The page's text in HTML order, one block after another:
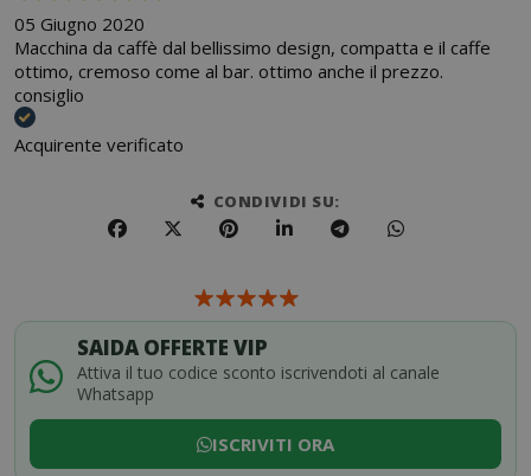
05 Giugno 2020
Macchina da caffè dal bellissimo design, compatta e il caffe
ottimo, cremoso come al bar. ottimo anche il prezzo.
consiglio
Acquirente verificato
CONDIVIDI SU:
SAIDA OFFERTE VIP
Attiva il tuo codice sconto iscrivendoti al canale
Whatsapp
ISCRIVITI ORA